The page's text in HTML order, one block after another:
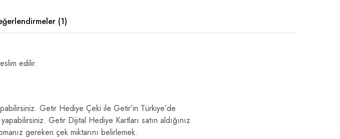
(1)
edilir.
Getir Hediye Çeki ile Getir’in Türkiye’de
Getir Dijital Hediye Kartları satın aldığınız
gereken çek miktarını belirlemek.